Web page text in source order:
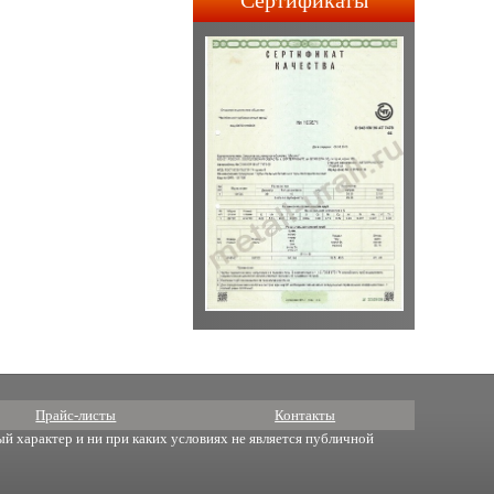
строительства АПЛ 4-го и
5-го поколений.
Прайс-листы Контакты
характер и ни при каких условиях не является публичной